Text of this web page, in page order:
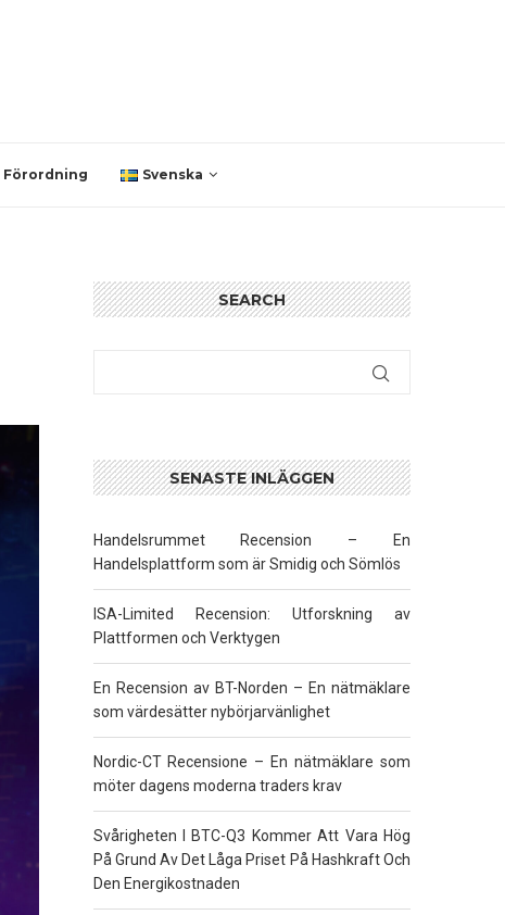
Förordning Svenska
SEARCH
SENASTE INLÄGGEN
Handelsrummet Recension – En
Handelsplattform som är Smidig och Sömlös
ISA-Limited Recension: Utforskning av
Plattformen och Verktygen
En Recension av BT-Norden – En nätmäklare
som värdesätter nybörjarvänlighet
Nordic-CT Recensione – En nätmäklare som
möter dagens moderna traders krav
Svårigheten I BTC-Q3 Kommer Att Vara Hög
På Grund Av Det Låga Priset På Hashkraft Och
Den Energikostnaden